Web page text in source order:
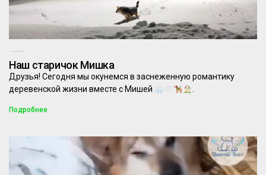
Наш старичок Мишка
Друзья! Сегодня мы окунемся в заснеженную романтику
деревенской жизни вместе с Мишей
.
Подробнее